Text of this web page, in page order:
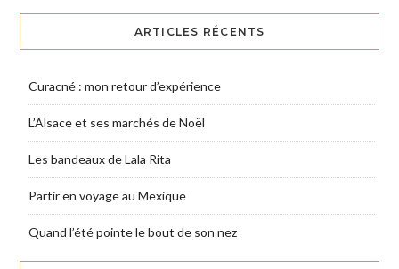
ARTICLES RÉCENTS
Curacné : mon retour d’expérience
L’Alsace et ses marchés de Noël
Les bandeaux de Lala Rita
Partir en voyage au Mexique
Quand l’été pointe le bout de son nez